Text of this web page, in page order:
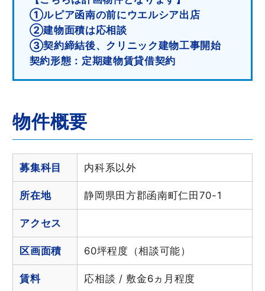
①ルピア函南の前にウエルシア出店
②建物面積は応相談
③契約締結後、クリニック建物工事開始
契約形態：定期建物賃貸借契約
物件概要
募集科目 内科系以外
所在地 静岡県田方郡函南町仁田70-1
アクセス
区画面積 60坪程度（相談可能）
賃料 応相談 / 敷金6ヵ月程度